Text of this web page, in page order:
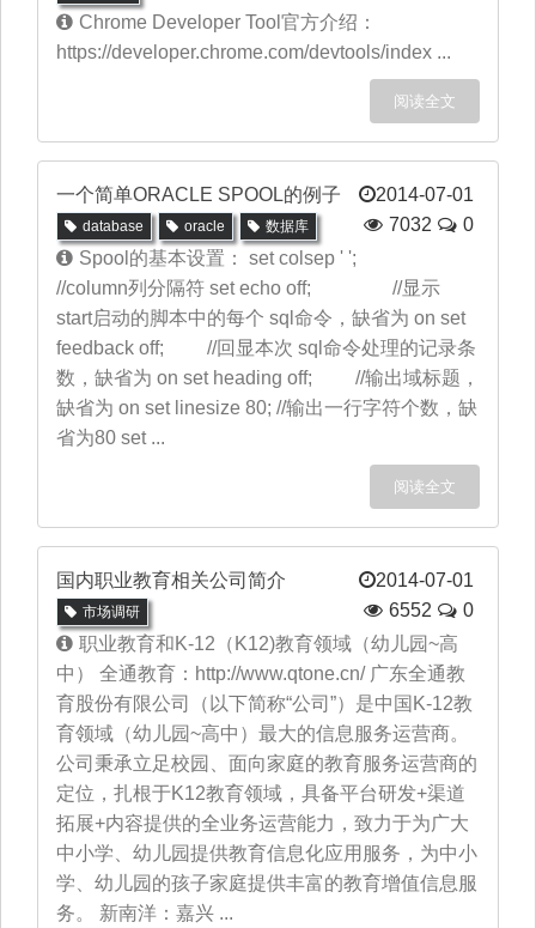
Chrome Developer Tool官方介绍：
https://developer.chrome.com/devtools/index ...
阅读全文
一个简单ORACLE SPOOL的例子 2014-07-01
database oracle 数据库 7032
0
Spool的基本设置： set colsep ' ';
//column列分隔符 set echo off; //显示
start启动的脚本中的每个 sql命令，缺省为 on set
feedback off; //回显本次 sql命令处理的记录条
数，缺省为 on set heading off; //输出域标题，
缺省为 on set linesize 80; //输出一行字符个数，缺
省为80 set ...
阅读全文
国内职业教育相关公司简介 2014-07-01
市场调研 6552
0
职业教育和K-12（K12)教育领域（幼儿园~高
中） 全通教育：http://www.qtone.cn/ 广东全通教
育股份有限公司（以下简称“公司”）是中国K-12教
育领域（幼儿园~高中）最大的信息服务运营商。
公司秉承立足校园、面向家庭的教育服务运营商的
定位，扎根于K12教育领域，具备平台研发+渠道
拓展+内容提供的全业务运营能力，致力于为广大
中小学、幼儿园提供教育信息化应用服务，为中小
学、幼儿园的孩子家庭提供丰富的教育增值信息服
务。 新南洋：嘉兴 ...